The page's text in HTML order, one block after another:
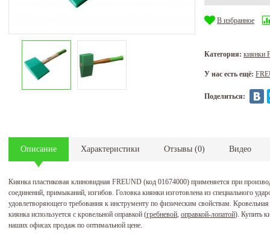
В избранное
Категория: киянки
У нас есть ещё:
Поделиться:
Описание Характеристики Отзывы (0) Видео
Киянка пластиковая клиновидная FREUND (код 01674000) применяется при
соединений, примыканий, изгибов. Головка киянки изготовлена из специального
удовлетворяющего требования к инструменту по физическим свойствам.
киянка используется с кровельной оправкой (гребневой оправкой-лопатой). Купить
наших офисах продаж по оптимальной цене.